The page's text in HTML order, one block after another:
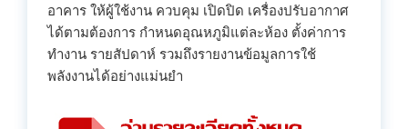
อาคาร ให้ผู้ใช้งาน ควบคุม เปิดปิด เครื่องปรับอากาศ
ได้ตามต้องการ กำหนดอุณหภูมิแต่ละห้อง ตั้งค่าการ
ทำงาน รายสัปดาห์ รวมถึงรายงานข้อมูลการใช้
พลังงานได้อย่างแม่นยำ